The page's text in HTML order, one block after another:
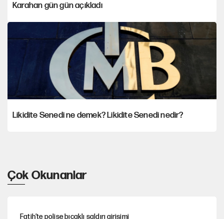
Karahan gün gün açıkladı
Likidite Senedi ne demek? Likidite Senedi nedir?
Çok Okunanlar
Fatih’te polise bıçaklı saldırı girişimi